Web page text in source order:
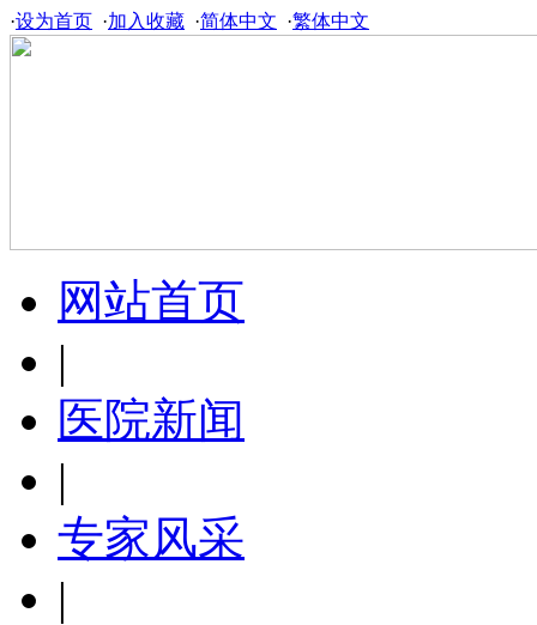
·设为首页 ·加入收藏 ·简体中文 ·繁体中文
网站首页
|
医院新闻
|
专家风采
|